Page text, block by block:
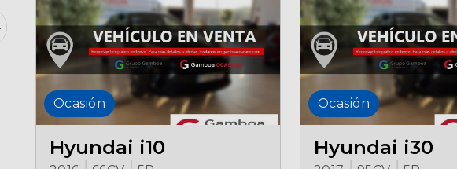
Ocasión
Hyundai i10
Ocasión
Hyundai i30